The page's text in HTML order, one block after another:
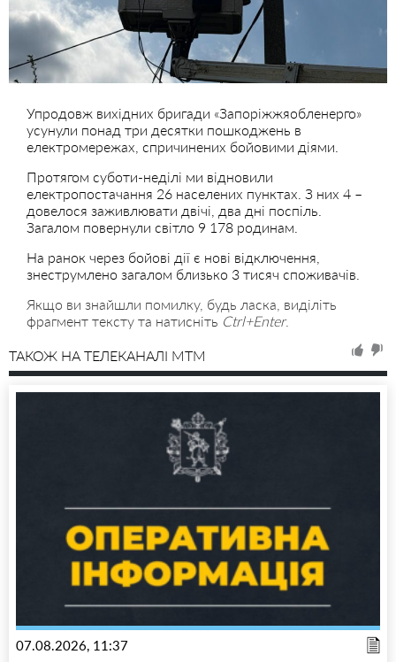
Упродовж вихідних бригади «Запоріжжяобленерго»
усунули понад три десятки пошкоджень в
електромережах, спричинених бойовими діями.
Протягом суботи-неділі ми відновили
електропостачання 26 населених пунктах. З них 4 –
довелося заживлювати двічі, два дні поспіль.
Загалом повернули світло 9 178 родинам.
На ранок через бойові дії є нові відключення,
знеструмлено загалом близько 3 тисяч споживачів.
Якщо ви знайшли помилку, будь ласка, виділіть
фрагмент тексту та натисніть Ctrl+Enter.
ТАКОЖ НА ТЕЛЕКАНАЛІ MTM
07.08.2026, 11:37